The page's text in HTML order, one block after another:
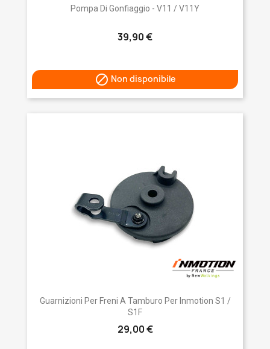
Pompa Di Gonfiaggio - V11 / V11Y
39,90 €
 Non disponibile
Guarnizioni Per Freni A Tamburo Per Inmotion S1 /
S1F
29,00 €